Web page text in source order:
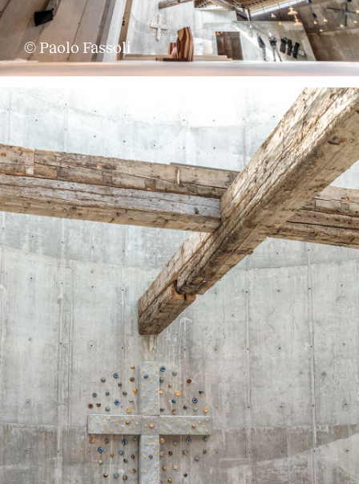
About
© Paolo Fassoli